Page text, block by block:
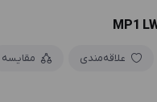
علاقه‌مندی مقایسه